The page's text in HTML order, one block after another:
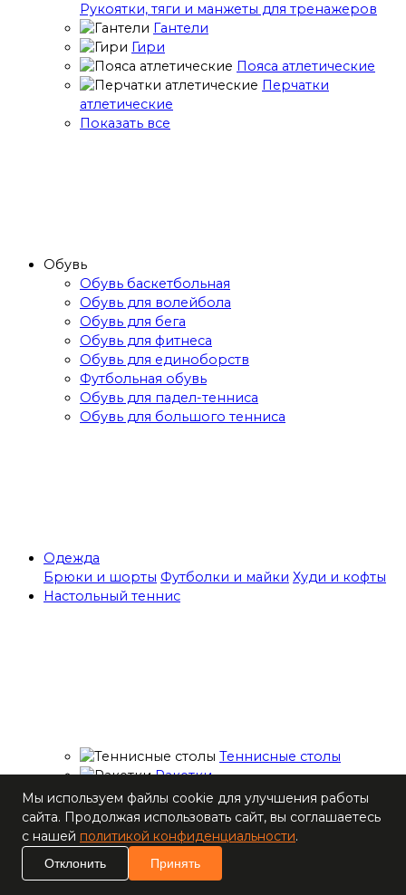
Рукоятки, тяги и манжеты для тренажеров
Гантели
Гири
Пояса атлетические
Перчатки
атлетические
Показать все
Обувь
Обувь баскетбольная
Обувь для волейбола
Обувь для бега
Обувь для фитнеса
Обувь для единоборств
Футбольная обувь
Обувь для падел-тенниса
Обувь для большого тенниса
Одежда
Брюки и шорты Футболки и майки Худи и кофты
Настольный теннис
Теннисные столы
Ракетки
Накладки для
ракеток
Основания для
ракеток
Мячи
Мы используем файлы cookie для улучшения работы
сайта. Продолжая использовать сайт, вы соглашаетесь
с нашей политикой конфиденциальности.
Отклонить Принять